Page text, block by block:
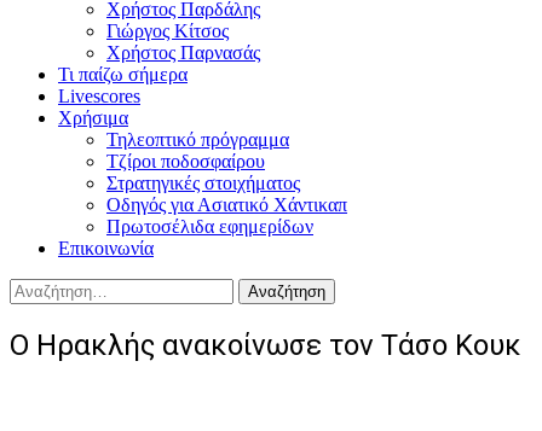
Χρήστος Παρδάλης
Γιώργος Κίτσος
Χρήστος Παρνασάς
Τι παίζω σήμερα
Livescores
Χρήσιμα
Τηλεοπτικό πρόγραμμα
Τζίροι ποδοσφαίρου
Στρατηγικές στοιχήματος
Οδηγός για Ασιατικό Χάντικαπ
Πρωτοσέλιδα εφημερίδων
Επικοινωνία
Αναζήτηση
για:
Ο Ηρακλής ανακοίνωσε τον Τάσο Κουκ